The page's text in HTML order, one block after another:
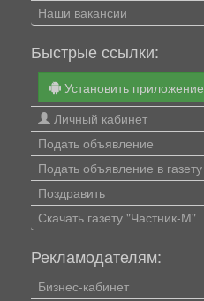
Наши вакансии
Быстрые ссылки:
Установить приложение
Личный кабинет
Подать объявление
Подать объявление в газету
Поздравить
Скачать газету "Частник-М"
Рекламодателям:
Бизнес-кабинет